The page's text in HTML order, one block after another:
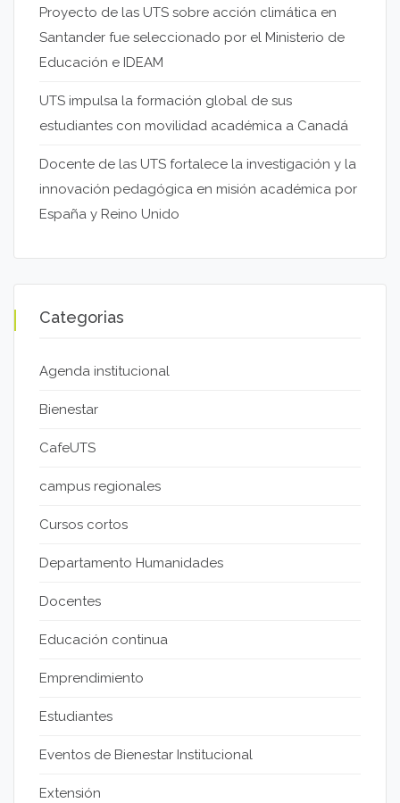
Proyecto de las UTS sobre acción climática en
Santander fue seleccionado por el Ministerio de
Educación e IDEAM
UTS impulsa la formación global de sus
estudiantes con movilidad académica a Canadá
Docente de las UTS fortalece la investigación y la
innovación pedagógica en misión académica por
España y Reino Unido
Categorias
Agenda institucional
Bienestar
CafeUTS
campus regionales
Cursos cortos
Departamento Humanidades
Docentes
Educación continua
Emprendimiento
Estudiantes
Eventos de Bienestar Institucional
Extensión